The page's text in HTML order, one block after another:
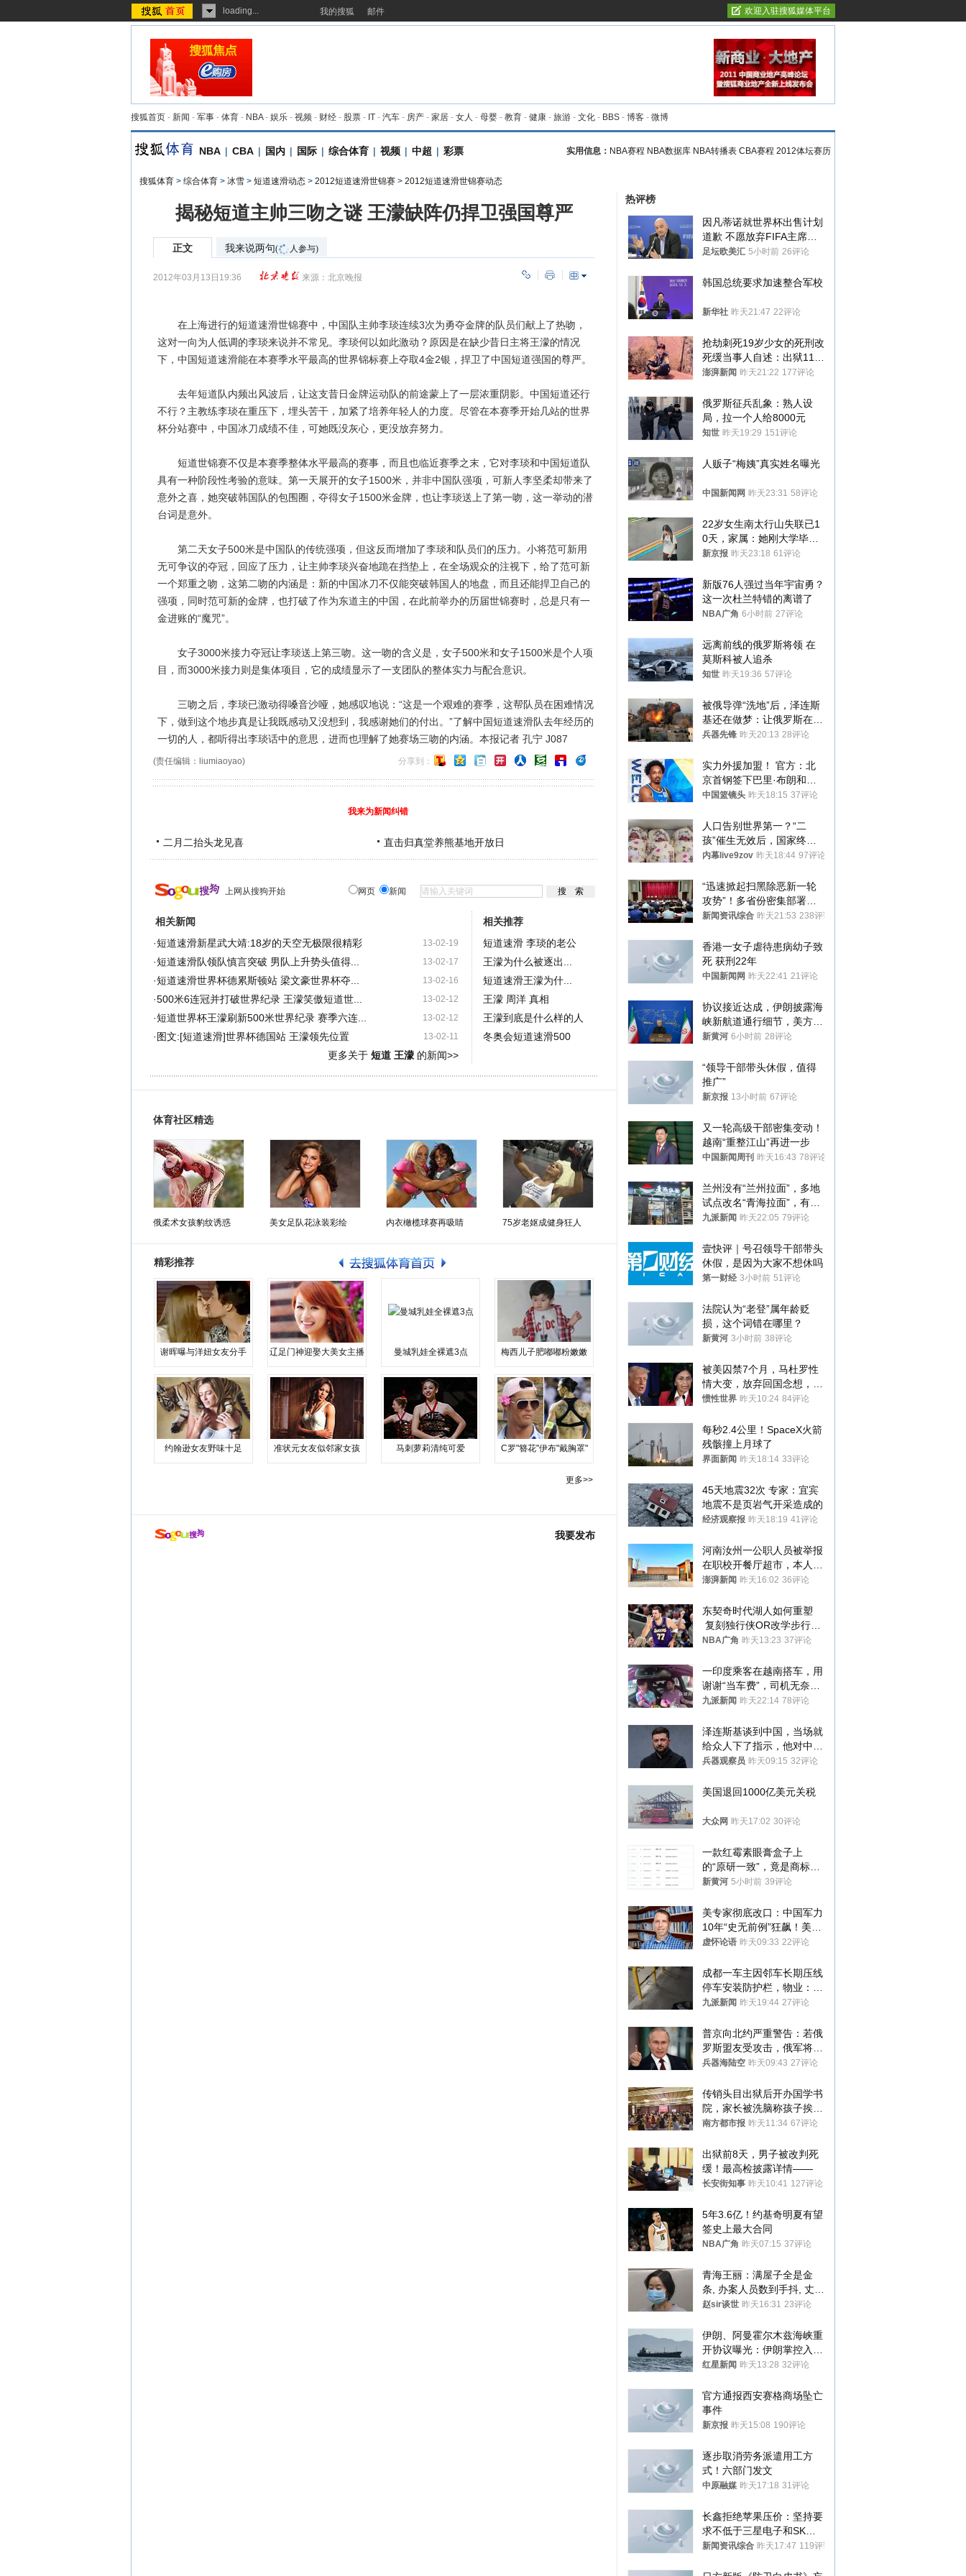
loading... 我的搜狐 邮件 欢迎入驻搜狐媒体平台
搜狐首页 - 新闻 - 军事 - 体育 - NBA- 娱乐 - 视频 - 财经 - 股票 - IT - 汽车 - 房产 - 家居 - 女人 - 母婴 - 教育 - 健康 - 旅游 - 文化 - BBS - 博客 - 微博
NBA | CBA | 国内 | 国际 | 综合体育 | 视频 | 中超 | 彩票 实用信息： NBA赛程 NBA数据库 NBA转播表 CBA赛程 2012体坛赛历
搜狐体育 > 综合体育 > 冰雪 > 短道速滑动态 > 2012短道速滑世锦赛 > 2012短道速滑世锦赛动态
揭秘短道主帅三吻之谜 王濛缺阵仍捍卫强国尊严
正文 我来说两句( 人参与)
2012年03月13日19:36 来源：北京晚报
在上海进行的短道速滑世锦赛中，中国队主帅李琰连续3次为勇夺金牌的队员们献上了热吻，
这对一向为人低调的李琰来说并不常见。李琰何以如此激动？原因是在缺少昔日主将王濛的情况
下，中国短道速滑能在本赛季水平最高的世界锦标赛上夺取4金2银，捍卫了中国短道强国的尊严。
去年短道队内频出风波后，让这支昔日金牌运动队的前途蒙上了一层浓重阴影。中国短道还行
不行？主教练李琰在重压下，埋头苦干，加紧了培养年轻人的力度。尽管在本赛季开始几站的世界
杯分站赛中，中国冰刀成绩不佳，可她既没灰心，更没放弃努力。
短道世锦赛不仅是本赛季整体水平最高的赛事，而且也临近赛季之末，它对李琰和中国短道队
具有一种阶段性考验的意味。第一天展开的女子1500米，并非中国队强项，可新人李坚柔却带来了
意外之喜，她突破韩国队的包围圈，夺得女子1500米金牌，也让李琰送上了第一吻，这一举动的潜
台词是意外。
第二天女子500米是中国队的传统强项，但这反而增加了李琰和队员们的压力。小将范可新用
无可争议的夺冠，回应了压力，让主帅李琰兴奋地跪在挡垫上，在全场观众的注视下，给了范可新
一个郑重之吻，这第二吻的内涵是：新的中国冰刀不仅能突破韩国人的地盘，而且还能捍卫自己的
强项，同时范可新的金牌，也打破了作为东道主的中国，在此前举办的历届世锦赛时，总是只有一
金进账的“魔咒”。
女子3000米接力夺冠让李琰送上第三吻。这一吻的含义是，女子500米和女子1500米是个人项
目，而3000米接力则是集体项目，它的成绩显示了一支团队的整体实力与配合意识。
三吻之后，李琰已激动得嗓音沙哑，她感叹地说：“这是一个艰难的赛季，这帮队员在困难情况
下，做到这个地步真是让我既感动又没想到，我感谢她们的付出。”了解中国短道速滑队去年经历的
一切的人，都听得出李琰话中的意思，进而也理解了她赛场三吻的内涵。本报记者 孔宁 J087
(责任编辑：liumiaoyao) 分享到：
我来为新闻纠错
二月二抬头龙见喜 直击归真堂养熊基地开放日
上网从搜狗开始 网页 新闻
相关新闻
13-02-19
·短道速滑新星武大靖:18岁的天空无极限很精彩
13-02-17
·短道速滑队领队慎言突破 男队上升势头值得...
13-02-16
·短道速滑世界杯德累斯顿站 梁文豪世界杯夺...
13-02-12
·500米6连冠并打破世界纪录 王濛笑傲短道世...
13-02-12
·短道世界杯王濛刷新500米世界纪录 赛季六连...
13-02-11
· 图文:[短道速滑]世界杯德国站 王濛领先位置
更多关于 短道 王濛的新闻>>
相关推荐
短道速滑 李琰的老公
王濛为什么被逐出...
短道速滑王濛为什...
王濛 周洋 真相
王濛到底是什么样的人
冬奥会短道速滑500
体育社区精选
俄柔术女孩豹纹诱惑 美女足队花泳装彩绘 内衣橄榄球赛再吸睛 75岁老妪成健身狂人
精彩推荐
谢晖曝与洋妞女友分手 辽足门神迎娶大美女主播 曼城乳娃全裸遮3点 梅西儿子肥嘟嘟粉嫩嫩
约翰逊女友野味十足 准状元女友似邻家女孩 马刺萝莉清纯可爱 C罗"簪花"伊布"戴胸罩"
更多>>
我要发布
热评榜
因凡蒂诺就世界杯出售计划
道歉 不愿放弃FIFA主席职
位
足坛欧美汇 5小时前 26评论
韩国总统要求加速整合军校
新华社 昨天21:47 22评论
抢劫刺死19岁少女的死刑改
死缓当事人自述：出狱11年
间始终刻意躲避被害人家属
澎湃新闻 昨天21:22 177评论
俄罗斯征兵乱象：熟人设
局，拉一个人给8000元
知世 昨天19:29 151评论
人贩子“梅姨”真实姓名曝光
中国新闻网 昨天23:31 58评论
22岁女生南太行山失联已1
0天，家属：她刚大学毕业
想到山里旅行
新京报 昨天23:18 61评论
新版76人强过当年宇宙勇？
这一次杜兰特错的离谱了
NBA广角 6小时前 27评论
远离前线的俄罗斯将领 在
莫斯科被人追杀
知世 昨天19:36 57评论
被俄导弹“洗地”后，泽连斯
基还在做梦：让俄罗斯在冬
季前求和？
兵器先锋 昨天20:13 28评论
实力外援加盟！ 官方：北
京首钢签下巴里·布朗和桑
普森
中国篮镜头 昨天18:15 37评论
人口告别世界第一？“二
孩”催生无效后，国家终于
向住房出手了！
内幕live9zov 昨天18:44 97评论
“迅速掀起扫黑除恶新一轮
攻势”！多省份密集部署，
公布举报方式
新闻资讯综合 昨天21:53 238评论
香港一女子虐待患病幼子致
死 获刑22年
中国新闻网 昨天22:41 21评论
协议接近达成，伊朗披露海
峡新航道通行细节，美方再
提“倒计时”
新黄河 6小时前 28评论
“领导干部带头休假，值得
推广”
新京报 13小时前 67评论
又一轮高级干部密集变动！
越南“重整江山”再进一步
中国新闻周刊 昨天16:43 78评论
兰州没有“兰州拉面”，多地
试点改名“青海拉面”，有商
家改名已两年
九派新闻 昨天22:05 79评论
壹快评｜号召领导干部带头
休假，是因为大家不想休吗
第一财经 3小时前 51评论
法院认为“老登”属年龄贬
损，这个词错在哪里？
新黄河 3小时前 38评论
被美囚禁7个月，马杜罗性
情大变，放弃回国念想，最
后嘱托已公开
惯性世界 昨天10:24 84评论
每秒2.4公里！SpaceX火箭
残骸撞上月球了
界面新闻 昨天18:14 33评论
45天地震32次 专家：宜宾
地震不是页岩气开采造成的
经济观察报 昨天18:19 41评论
河南汝州一公职人员被举报
在职校开餐厅超市，本人回
应称“是给别人帮忙”
澎湃新闻 昨天16:02 36评论
东契奇时代湖人如何重塑
复刻独行侠OR改学步行
者？
NBA广角 昨天13:23 37评论
一印度乘客在越南搭车，用
谢谢“当车费”，司机无奈发
笑；印度网友：不代表印度
九派新闻 昨天22:14 78评论
泽连斯基谈到中国，当场就
给众人下了指示，他对中国
和中乌关系，显然又有了新
兵器观察员 昨天09:15 32评论
美国退回1000亿美元关税
大众网 昨天17:02 30评论
一款红霉素眼膏盒子上
的“原研一致”，竟是商标！
律师：极易误导消费者；网
新黄河 5小时前 39评论
美专家彻底改口：中国军力
10年“史无前例”狂飙！美军
真慌了
虚怀论语 昨天09:33 22评论
成都一车主因邻车长期压线
停车安装防护栏，物业：不
建议装护栏，也会影响自身
九派新闻 昨天19:44 27评论
普京向北约严重警告：若俄
罗斯盟友受攻击，俄军将动
用核武器保护
兵器海陆空 昨天09:43 27评论
传销头目出狱后开办国学书
院，家长被洗脑称孩子挨打
才有效果
南方都市报 昨天11:34 67评论
出狱前8天，男子被改判死
缓！最高检披露详情——
长安街知事 昨天10:41 127评论
5年3.6亿！约基奇明夏有望
签史上最大合同
NBA广角 昨天07:15 37评论
青海王丽：满屋子全是金
条, 办案人员数到手抖, 丈夫
受不了提前离场
赵sir谈世 昨天16:31 23评论
伊朗、阿曼霍尔木兹海峡重
开协议曝光：伊朗掌控入湾
航道，与阿曼平分“服务费”
红星新闻 昨天13:28 32评论
官方通报西安赛格商场坠亡
事件
新京报 昨天15:08 190评论
逐步取消劳务派遣用工方
式！六部门发文
中原融媒 昨天17:18 31评论
长鑫拒绝苹果压价：坚持要
求不低于三星电子和SK海
力士
新闻资讯综合 昨天17:47 119评论